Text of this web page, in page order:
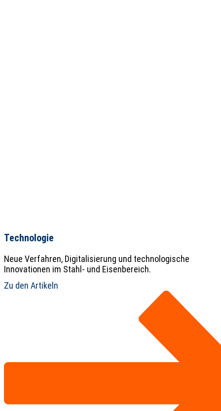
Technologie
Neue Verfahren, Digitalisierung und technologische
Innovationen im Stahl- und Eisenbereich.
Zu den Artikeln